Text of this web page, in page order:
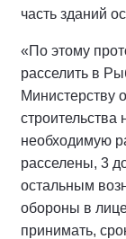
часть зданий
«По этому
расселить в
Министерству
необходимую
расселены, 3
остальным
обороны в
принимать,